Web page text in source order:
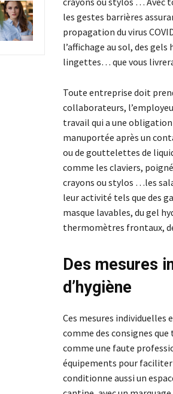
les gestes barrières
propagation du virus
l’affichage au sol, des
lingettes… que vous
Toute entreprise doit
collaborateurs,
travail qui a une
manuportée après un
ou de gouttelettes de
comme les claviers,
crayons ou stylos …les
leur activité tels que des
masque lavables, du gel
thermomètres frontaux,
Des mesures
d’hygiène
Ces mesures
comme des consignes
comme une faute
équipements pour
conditionne aussi un